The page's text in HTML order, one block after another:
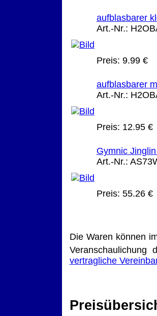
aufblasbarer
Art.-Nr.:
Preis: 9.99 €
aufblasbarer
Art.-Nr.:
Preis: 12.95 €
Gymnic
Art.-Nr.:
Preis: 55.26 €
Die Waren können
Veranschaulichung
vertragliche